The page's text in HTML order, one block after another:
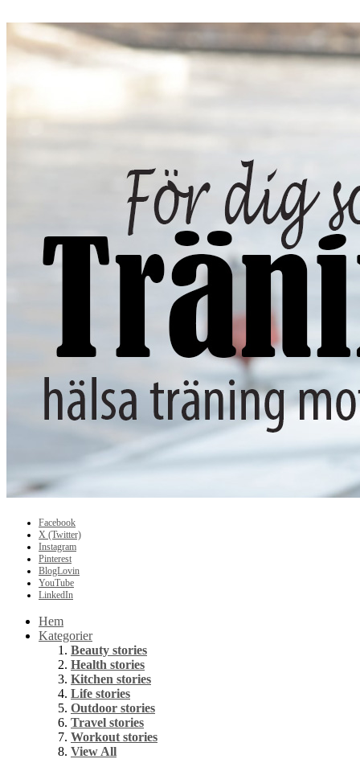
Facebook
X (Twitter)
Instagram
Pinterest
BlogLovin
YouTube
LinkedIn
Hem
Kategorier
Beauty stories
Health stories
Kitchen stories
Life stories
Outdoor stories
Travel stories
Workout stories
View All